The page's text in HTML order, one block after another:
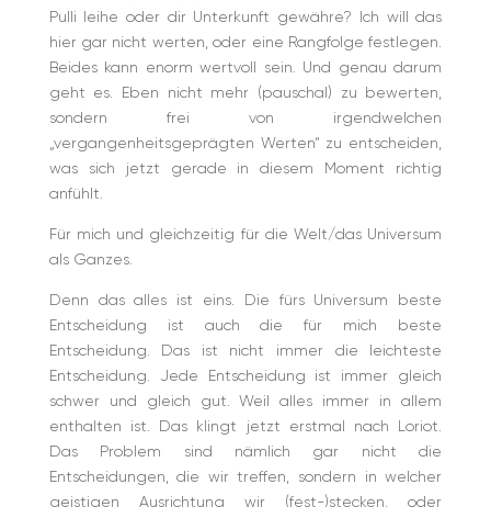
Pulli leihe oder dir Unterkunft gewähre? Ich will das
hier gar nicht werten, oder eine Rangfolge festlegen.
Beides kann enorm wertvoll sein. Und genau darum
geht es. Eben nicht mehr (pauschal) zu bewerten,
sondern frei von irgendwelchen
„vergangenheitsgeprägten Werten“ zu entscheiden,
was sich jetzt gerade in diesem Moment richtig
anfühlt.
Für mich und gleichzeitig für die Welt/das Universum
als Ganzes.
Denn das alles ist eins. Die fürs Universum beste
Entscheidung ist auch die für mich beste
Entscheidung. Das ist nicht immer die leichteste
Entscheidung. Jede Entscheidung ist immer gleich
schwer und gleich gut. Weil alles immer in allem
enthalten ist. Das klingt jetzt erstmal nach Loriot.
Das Problem sind nämlich gar nicht die
Entscheidungen, die wir treffen, sondern in welcher
geistigen Ausrichtung wir (fest-)stecken, oder